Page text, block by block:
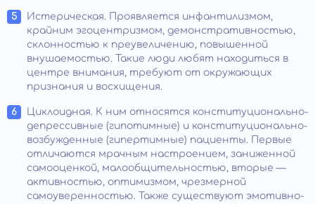
Истерическая. Проявляется инфантилизмом,
крайним эгоцентризмом, демонстративностью,
склонностью к преувеличению, повышенной
внушаемостью. Такие люди любят находиться в
центре внимания, требуют от окружающих
признания и восхищения.
Циклоидная. К ним относятся конституционально-
депрессивные (гипотимные) и конституционально-
возбужденные (гипертимные) пациенты. Первые
отличаются мрачным настроением, заниженной
самооценкой, малообщительностью, вторые —
активностью, оптимизмом, чрезмерной
самоуверенностью. Также существуют эмотивно-